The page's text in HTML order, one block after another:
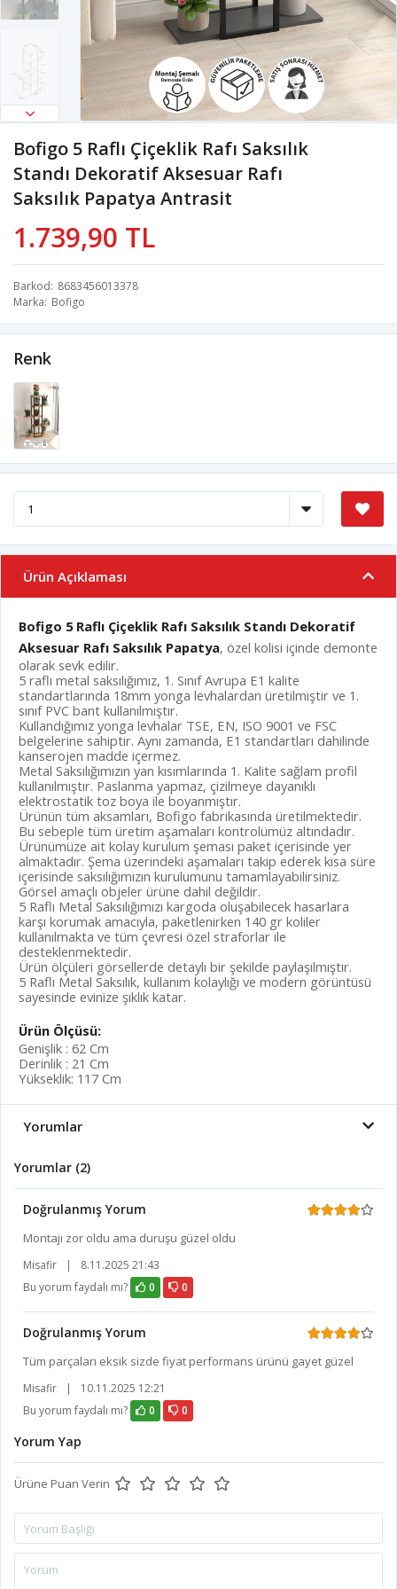
Bofigo 5 Raflı Çiçeklik Rafı Saksılık
Standı Dekoratif Aksesuar Rafı
Saksılık Papatya Antrasit
1.739,90 TL
Barkod 8683456013378
Marka Bofigo
Renk
Ürün Açıklaması
Bofigo 5 Raflı Çiçeklik Rafı Saksılık Standı Dekoratif
Aksesuar Rafı Saksılık Papatya, özel kolisi içinde demonte
olarak sevk edilir.
5 raflı metal saksılığımız, 1. Sınıf Avrupa E1 kalite
standartlarında 18mm yonga levhalardan üretilmiştir ve 1.
sınıf PVC bant kullanılmıştır.
Kullandığımız yonga levhalar TSE, EN, ISO 9001 ve FSC
belgelerine sahiptir. Aynı zamanda, E1 standartları dahilinde
kanserojen madde içermez.
Metal Saksılığımızın yan kısımlarında 1. Kalite sağlam profil
kullanılmıştır. Paslanma yapmaz, çizilmeye dayanıklı
elektrostatik toz boya ile boyanmıştır.
Ürünün tüm aksamları, Bofigo fabrikasında üretilmektedir.
Bu sebeple tüm üretim aşamaları kontrolümüz altındadır.
Ürünümüze ait kolay kurulum şeması paket içerisinde yer
almaktadır. Şema üzerindeki aşamaları takip ederek kısa süre
içerisinde saksılığımızın kurulumunu tamamlayabilirsiniz.
Görsel amaçlı objeler ürüne dahil değildir.
5 Raflı Metal Saksılığımızı kargoda oluşabilecek hasarlara
karşı korumak amacıyla, paketlenirken 140 gr koliler
kullanılmakta ve tüm çevresi özel straforlar ile
desteklenmektedir.
Ürün ölçüleri görsellerde detaylı bir şekilde paylaşılmıştır.
5 Raflı Metal Saksılık, kullanım kolaylığı ve modern görüntüsü
sayesinde evinize şıklık katar.
Ürün Ölçüsü:
Genişlik : 62 Cm
Derinlik : 21 Cm
Yükseklik: 117 Cm
Yorumlar
Yorumlar (2)
Doğrulanmış Yorum
Montajı zor oldu ama duruşu güzel oldu
Misafir |
8.11.2025 21:43
Bu yorum faydalı mı?
0 0
Doğrulanmış Yorum
Tüm parçaları eksik sizde fiyat performans ürünü gayet güzel
Misafir |
10.11.2025 12:21
Bu yorum faydalı mı?
0 0
Yorum Yap
Ürüne Puan Verin